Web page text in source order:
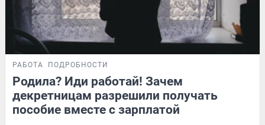
РАБОТА ПОДРОБНОСТИ
Родила? Иди работай! Зачем
декретницам разрешили получать
пособие вместе с зарплатой